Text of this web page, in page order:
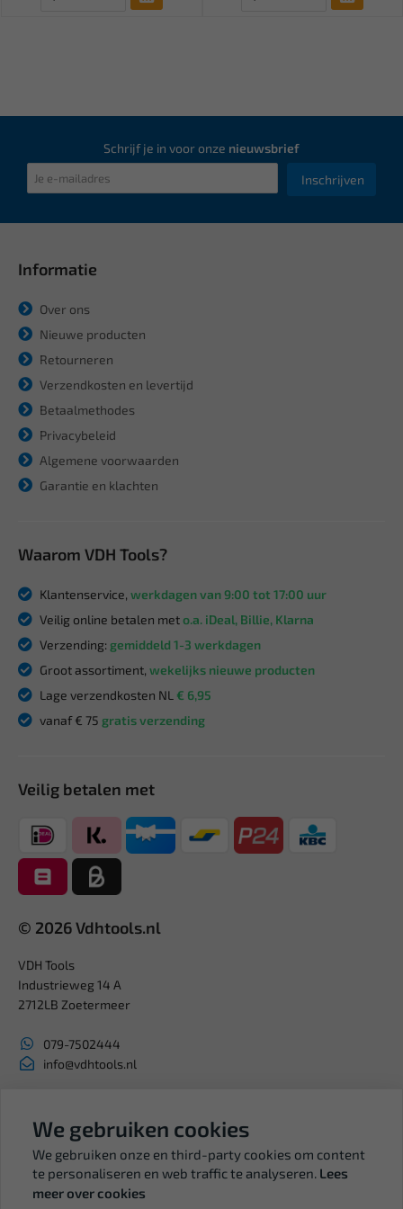
Schrijf je in voor onze nieuwsbrief
Inschrijven
Informatie
Over ons
Nieuwe producten
Retourneren
Verzendkosten en levertijd
Betaalmethodes
Privacybeleid
Algemene voorwaarden
Garantie en klachten
Waarom VDH Tools?
Klantenservice, werkdagen van 9:00 tot 17:00 uur
Veilig online betalen meto.a. iDeal, Billie, Klarna
Verzending: gemiddeld 1-3 werkdagen
Groot assortiment, wekelijks nieuwe producten
Lage verzendkosten NL € 6,95
vanaf € 75 gratis verzending
Veilig betalen met
© 2026 Vdhtools.nl
VDH Tools
Industrieweg 14 A
2712LB Zoetermeer
079-7502444
info@vdhtools.nl
BTW: NL819958657B01
We gebruiken cookies
We gebruiken onze en third-party cookies om content
te personaliseren en web traffic te analyseren. Lees
meer over cookies